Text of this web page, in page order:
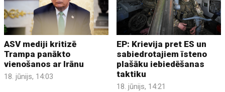
ASV mediji kritizē
Trampa panākto
vienošanos ar Irānu
18. jūnijs, 14:03
EP: Krievija pret ES un
sabiedrotajiem īsteno
plašāku iebiedēšanas
taktiku
18. jūnijs, 14:21